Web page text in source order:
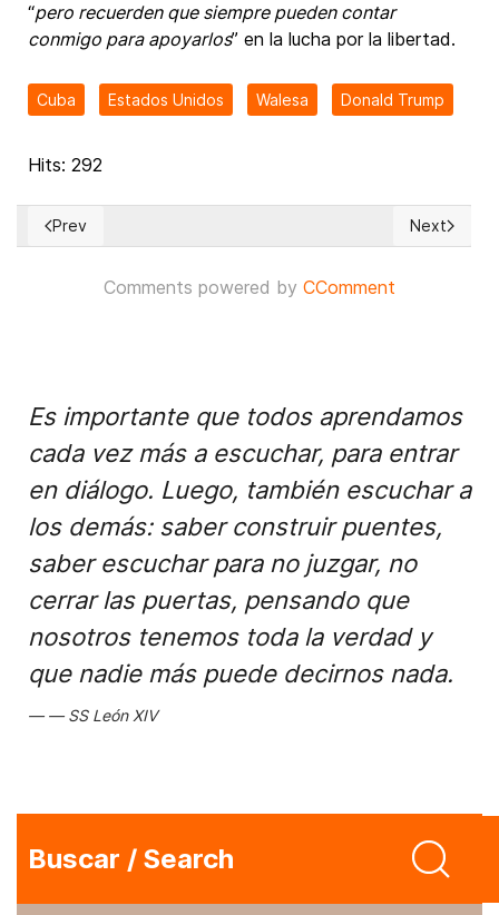
“pero recuerden que siempre pueden contar
conmigo para apoyarlos” en la lucha por la libertad.
Cuba Estados Unidos Walesa Donald Trump
Hits: 292
Previous article: Trump anuncia que 47 países se han
Prev Next
Next
Comments powered by CComment
Es importante que todos aprendamos
cada vez más a escuchar, para entrar
en diálogo. Luego, también escuchar a
los demás: saber construir puentes,
saber escuchar para no juzgar, no
cerrar las puertas, pensando que
nosotros tenemos toda la verdad y
que nadie más puede decirnos nada.
SS León XIV
Buscar / Search